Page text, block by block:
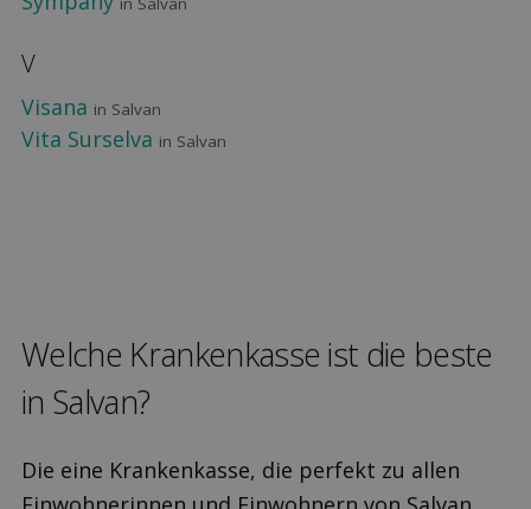
V
Visana in Salvan
Vita Surselva in Salvan
Welche Kranken­kasse ist die beste
in Salvan?
Die eine Krankenkasse, die perfekt zu allen